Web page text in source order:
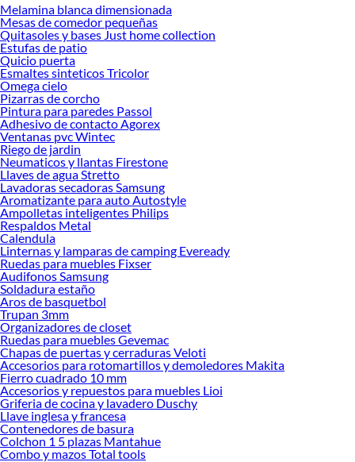
Desde remodelaciones hasta proyectos de decoración, estamos aquí para hacer
tus ideas realidad. ¡Visítanos y encuentra todo lo que tenemos para ofrecerte en
Ropa de Cama!
Explora la variedad de productos de Ropa de Cama en Sodimac
Herramientas, materiales y accesorios de calidad para tus proyectos y
renovación de espacios. ¡Visítanos y descubre todo lo que tenemos para
ofrecerte!
Encuentra una amplia variedad de productos de Ropa de Cama en Sodimac.
Encuentra todo lo necesario para tus proyectos de renovación y decoración.
¡Visítanos y haz tus ideas realidad!
Melamina blanca dimensionada
Mesas de comedor pequeñas
Quitasoles y bases Just home collection
Estufas de patio
Quicio puerta
Esmaltes sinteticos Tricolor
Omega cielo
Pizarras de corcho
Pintura para paredes Passol
Adhesivo de contacto Agorex
Ventanas pvc Wintec
Riego de jardin
Neumaticos y llantas Firestone
Llaves de agua Stretto
Lavadoras secadoras Samsung
Aromatizante para auto Autostyle
Ampolletas inteligentes Philips
Respaldos Metal
Calendula
Linternas y lamparas de camping Eveready
Ruedas para muebles Fixser
Audifonos Samsung
Soldadura estaño
Aros de basquetbol
Trupan 3mm
Organizadores de closet
Ruedas para muebles Gevemac
Chapas de puertas y cerraduras Veloti
Accesorios para rotomartillos y demoledores Makita
Fierro cuadrado 10 mm
Accesorios y repuestos para muebles Lioi
Griferia de cocina y lavadero Duschy
Llave inglesa y francesa
Contenedores de basura
Colchon 1 5 plazas Mantahue
Combo y mazos Total tools